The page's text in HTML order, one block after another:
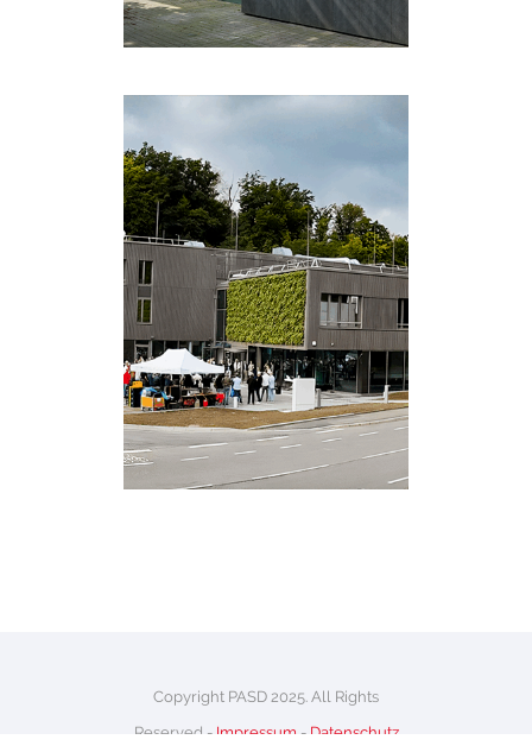
NEUBAU
STRASSENVERKEHRSAMT G
UMMERSBACH
Gewerbe/Verwaltung·laufende Projekte
Copyright PASD 2025. All Rights
Reserved - Impressum - Datenschutz